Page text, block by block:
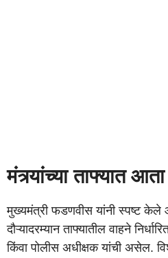
मंत्र्यांच्या ताफ्यात
मुख्यमंत्री फडणवीस यांनी स्पष्ट केले
दौऱ्यादरम्यान ताफ्यातील वाहने
किंवा पोलीस अधीक्षक यांची असेल.